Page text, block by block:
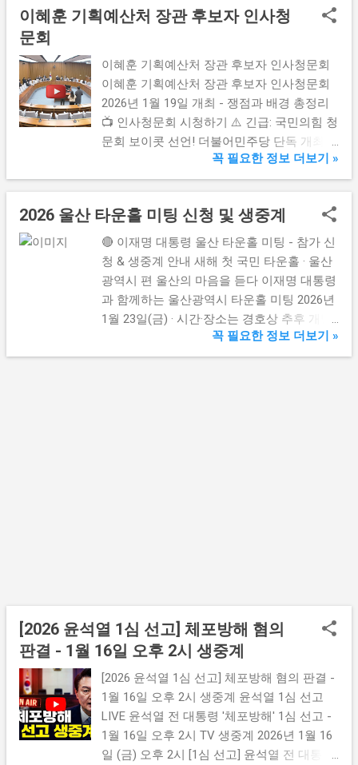
난 재판 영상 보기 한덕수 전 국무총리 가
원 에서 '내란 방조' 사건 에 대한 첫 1심 판결
을 받습니다. 이번 선고는 12·3 비상계엄 사건
관련 첫 국무위원 대상 선고 로, 법원은 공공
의 이익과 국민적 관심을 고려해 TV 생중계
를 허가했습니다. 선고 개요 일시: 2026년 1월
21일 (수) 오후 2시 장소: 서울중앙지방법원
명: 내란 우두머리 방조, 내란 중요임무 종사,
위증 특검 구형 징역 15년 내란 특검은 "총리
치였음에도 불구하고 방관하거나 묵인한 것
은 적극적 가담 "이라고 규정하며 엄벌을 구
형했습니다. 이번 선고는 12·3 비상계엄 사건
과 관련된 첫 국무위원 대상 선고로, 당시 계
엄 시도가 형법상 '내란죄'에 해당하는지...
이혜훈 기획예산처 장관 후보자 인사청
문회
이혜훈 기획예산처 장관 후보자 인사청문회
이혜훈 기획예산처 장관 후보자 인사청문회
2026년 1월 19일 개최 - 쟁점과 배경 총정리
📺 인사청문회 시청하기 ⚠️ 긴급: 국민의힘 청
문회 보이콧 선언! 더불어민주당 단독 개최
가능성 - 현장 상황에 따라 변경될 수 있습니
다. 📅 청문회 일정 👤 후보자 프로필 ⚠️ 주요
TIP: 후보자 이름을 클릭하면 상세 프로필을
확인할 수 있습니다! 1/19 2026년 1월 19일...
꼭 필요한 정보 더보기 »
2026 울산 타운홀 미팅 신청 및 생중계
🔴 이재명 대통령 울산 타운홀 미팅 - 참가 신
청 & 생중계 안내 새해 첫 국민 타운홀 · 울산
광역시 편 울산의 마음을 듣다 이재명 대통령
과 함께하는 울산광역시 타운홀 미팅 2026년
1월 23일(금) · 시간·장소는 경호상 추후 개별
안내 생중계 및 다시보기 행사 당일 현장에
함께하지 못하시는 분들을 위해 주요 구간은
꼭 필요한 정보 더보기 »
[2026 윤석열 1심 선고] 체포방해 혐의
판결 - 1월 16일 오후 2시 생중계
[2026 윤석열 1심 선고] 체포방해 혐의 판결 -
1월 16일 오후 2시 생중계 윤석열 1심 선고
LIVE 윤석열 전 대통령 '체포방해' 1심 선고 -
1월 16일 오후 2시 TV 생중계 2026년 1월 16
일 (금) 오후 2시 [1심 선고] 윤석열 전 대통령